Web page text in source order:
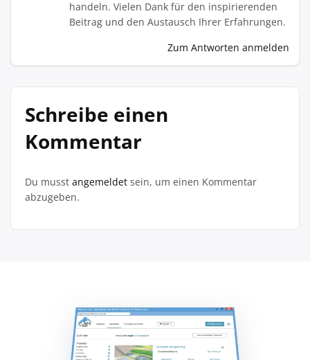
handeln. Vielen Dank für den inspirierenden
Beitrag und den Austausch Ihrer Erfahrungen.
Zum Antworten anmelden
Schreibe einen
Kommentar
Du musst angemeldet sein, um einen Kommentar
abzugeben.